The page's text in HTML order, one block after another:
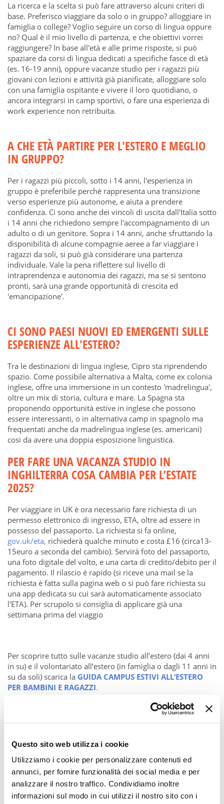
Questo sito web utilizza i cookie
Utilizziamo i cookie per personalizzare contenuti ed
annunci, per fornire funzionalità dei social media e per
analizzare il nostro traffico. Condividiamo inoltre
informazioni sul modo in cui utilizzi il nostro sito con i
La ricerca e la scelta si può fare attraverso alcuni criteri di
base. Preferisco viaggiare da solo o in gruppo? alloggiare in
famiglia o college? Voglio seguire un corso di lingua oppure
no? Qual è il mio livello di partenza, e che obiettivi vorrei
raggiungere? In base all'età e alle prime risposte, si può
spaziare da corsi di lingua dedicati a specifiche fasce di età
(es. 16-19 anni), oppure vacanze studio per i ragazzi più
giovani con lezioni e attività già pianificate, alloggiare solo
con una famiglia ospitante e vivere il loro quotidiano, o
ancora integrarsi in camp sportivi, o fare una esperienza di
work experience non retribuita.
A CHE ETÀ PARTIRE PER L'ESTERO E MEGLIO
IN GRUPPO?
Per i ragazzi più piccoli, sotto i 14 anni, l'esperienza in
gruppo è preferibile perchè rappresenta una transizione
verso esperienze più autonome, e aiuta a prendere
confidenza. Ci sono anche dei vincoli di uscita dall'Italia sotto
i 14 anni che richiedono sempre l'accompagnamento di un
adulto o di un genitore. Sopra i 14 anni, anche sfruttando la
disponibilità di alcune compagnie aeree a far viaggiare i
ragazzi da soli, si può già considerare una partenza
individuale. Vale la pena riflettere sul livello di
intraprendenza e autonomia dei ragazzi, ma se si sentono
pronti, sarà una grande opportunità di crescita ed
'emancipazione'.
CI SONO PAESI NUOVI ED EMERGENTI SULLE
ESPERIENZE ALL'ESTERO?
Tra le destinazioni di lingua inglese, Cipro sta riprendendo
spazio. Come possibile alternativa a Malta, come ex colonia
inglese, offre una immersione in un contesto 'madrelingua',
oltre un mix di storia, cultura e mare. La Spagna sta
proponendo opportunità estive in inglese che possono
essere interessanti, o in alternativa camp in spagnolo ma
frequentati anche da madrelingua inglese (es. americani)
cosi da avere una doppia esposizione linguistica.
PER FARE UNA VACANZA STUDIO IN
INGHILTERRA COSA CAMBIA PER L’ESTATE
2025?
Per viaggiare in UK è ora necessario fare richiesta di un
permesso elettronico di ingresso, ETA, oltre ad essere in
possesso del passaporto. La richiesta si fa online,
gov.uk/eta, richiederà qualche minuto e costa £16 (circa13-
15euro a seconda del cambio). Servirà foto del passaporto,
una foto digitale del volto, e una carta di credito/debito per il
pagamento. Il rilascio è rapido (si riceve una mail se la
richiesta è fatta sulla pagina web o si può fare richiesta su
una app dedicata su cui sarà automaticamente associato
l'ETA). Per scrupolo si consiglia di applicare già una
settimana prima del viaggio
Per scoprire tutto sulle vacanze studio all’estero (dai 4 anni
in su) e il volontariato all’estero (in famiglia o dagli 11 anni in
su da soli) scarica la GUIDA CAMPUS ESTIVI ALL’ESTERO
PER BAMBINI E RAGAZZI.
Aggiungi un commento
Il tuo nome